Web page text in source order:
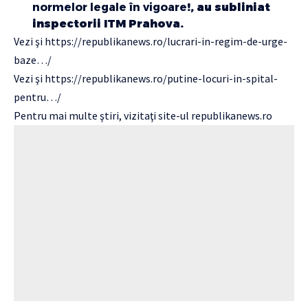
normelor legale în vigoare!, au subliniat
inspectorii ITM Prahova.
Vezi şi https://republikanews.ro/lucrari-in-regim-de-urge-
baze…/
Vezi şi https://republikanews.ro/putine-locuri-in-spital-
pentru…/
Pentru mai multe ştiri, vizitaţi site-ul republikanews.ro